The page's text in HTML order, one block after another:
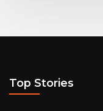
Top Stories